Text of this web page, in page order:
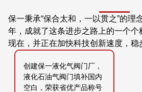
保一秉承“保合太和，一以贯之”的理
年，成就了这条进步之路上的一个个
现在，并正在加快科技创新速度，稳
创建保一液化气阀门厂，
液化石油气阀门填补国内
空白，荣获省优产品称号